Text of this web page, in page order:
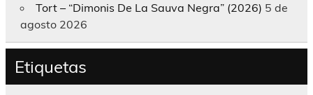
Tort – “Dimonis De La Sauva Negra” (2026) 5 de
agosto 2026
Etiquetas